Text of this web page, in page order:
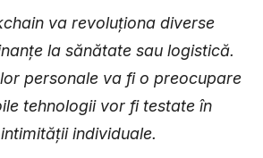
va revoluționa diverse
la sănătate sau logistică.
personale va fi o preocupare
tehnologii vor fi testate în
individuale.